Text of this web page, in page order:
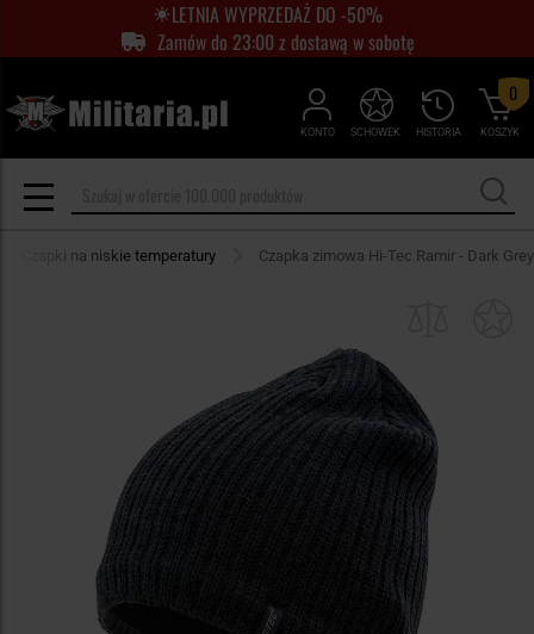
LETNIA WYPRZEDAŻ DO -50%
Zamów do 23:00 z dostawą w sobotę
KONTO HISTORIA
SCHOWEK KOSZYK
0
Czapki na niskie temperatury Czapka zimowa Hi-Tec Ramir - Dark Grey